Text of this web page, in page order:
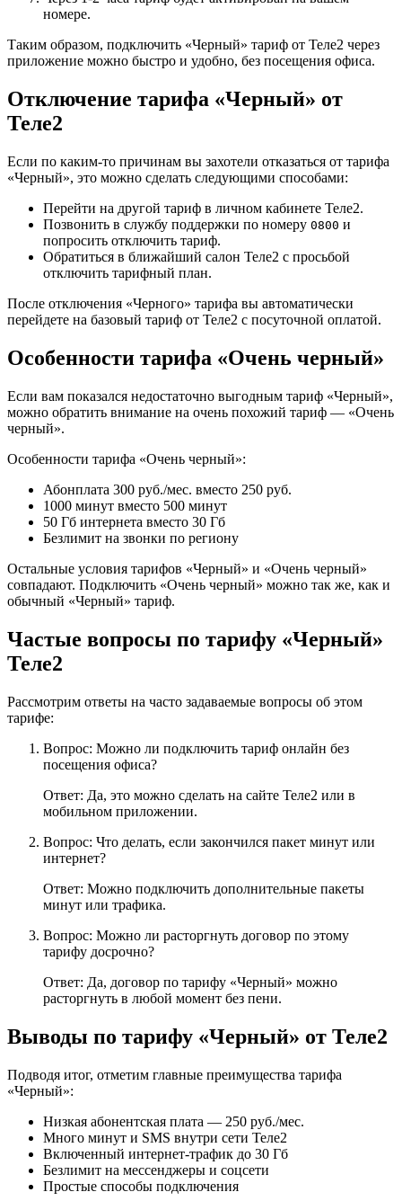
номере.
Таким образом, подключить «Черный» тариф от Теле2 через
приложение можно быстро и удобно, без посещения офиса.
Отключение тарифа «Черный» от
Теле2
Если по каким-то причинам вы захотели отказаться от тарифа
«Черный», это можно сделать следующими способами:
Перейти на другой тариф в личном кабинете Теле2.
Позвонить в службу поддержки по номеру 0800 и
попросить отключить тариф.
Обратиться в ближайший салон Теле2 с просьбой
отключить тарифный план.
После отключения «Черного» тарифа вы автоматически
перейдете на базовый тариф от Теле2 с посуточной оплатой.
Особенности тарифа «Очень черный»
Если вам показался недостаточно выгодным тариф «Черный»,
можно обратить внимание на очень похожий тариф — «Очень
черный».
Особенности тарифа «Очень черный»:
Абонплата 300 руб./мес. вместо 250 руб.
1000 минут вместо 500 минут
50 Гб интернета вместо 30 Гб
Безлимит на звонки по региону
Остальные условия тарифов «Черный» и «Очень черный»
совпадают. Подключить «Очень черный» можно так же, как и
обычный «Черный» тариф.
Частые вопросы по тарифу «Черный»
Теле2
Рассмотрим ответы на часто задаваемые вопросы об этом
тарифе:
Вопрос: Можно ли подключить тариф онлайн без
посещения офиса?
Ответ: Да, это можно сделать на сайте Теле2 или в
мобильном приложении.
Вопрос: Что делать, если закончился пакет минут или
интернет?
Ответ: Можно подключить дополнительные пакеты
минут или трафика.
Вопрос: Можно ли расторгнуть договор по этому
тарифу досрочно?
Ответ: Да, договор по тарифу «Черный» можно
расторгнуть в любой момент без пени.
Выводы по тарифу «Черный» от Теле2
Подводя итог, отметим главные преимущества тарифа
«Черный»:
Низкая абонентская плата — 250 руб./мес.
Много минут и SMS внутри сети Теле2
Включенный интернет-трафик до 30 Гб
Безлимит на мессенджеры и соцсети
Простые способы подключения